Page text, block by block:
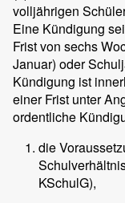
volljährigen
Eine Kündigung
Frist von sechs
Januar) oder
Kündigung ist
einer Frist unter
ordentliche
die
KSchulG),